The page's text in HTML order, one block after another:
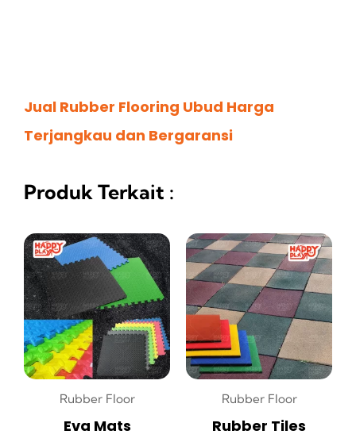
Jual Rubber Flooring Ubud Harga
Terjangkau dan Bergaransi
Produk Terkait :
Rubber Floor
Eva Mats
Rubber Floor
Rubber Tiles